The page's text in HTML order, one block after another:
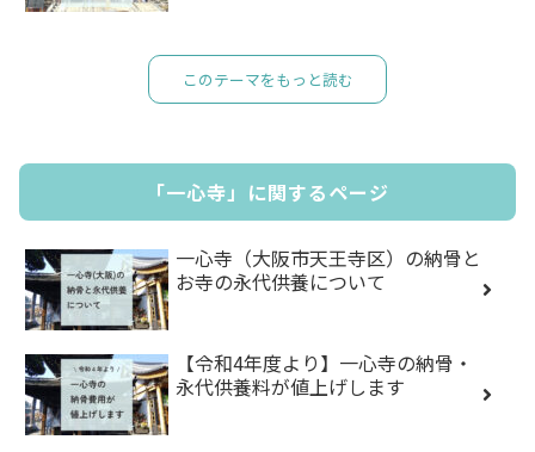
このテーマをもっと読む
「一心寺」に関するページ
一心寺（大阪市天王寺区）の納骨と
お寺の永代供養について
【令和4年度より】一心寺の納骨・
永代供養料が値上げします